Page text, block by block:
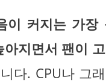
이 커지는 가장
지면서 팬이
다. CPU나 그